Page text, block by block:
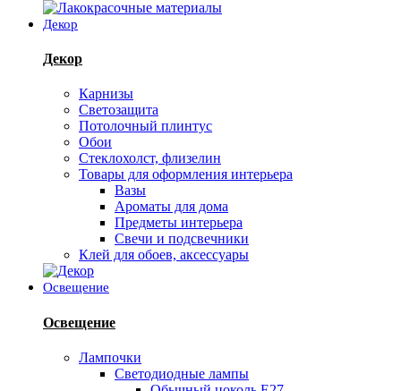
Декор
Декор
Карнизы
Светозащита
Потолочный плинтус
Обои
Стеклохолст, флизелин
Товары для оформления интерьера
Вазы
Ароматы для дома
Предметы интерьера
Свечи и подсвечники
Клей для обоев, аксессуары
Освещение
Освещение
Лампочки
Светодиодные лампы